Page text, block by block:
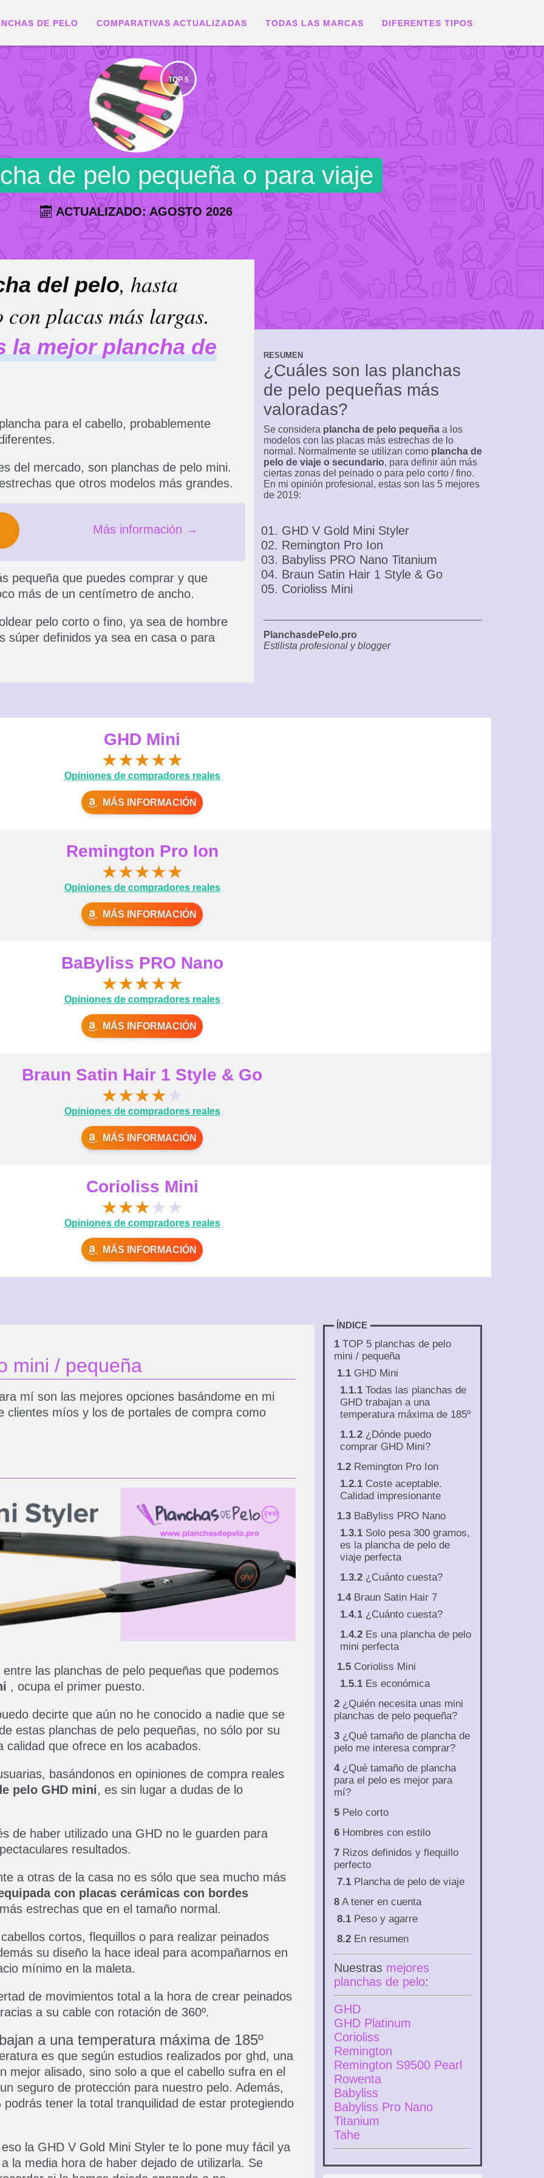
TOP 5
de pelo pequeña o para viaje
ACTUALIZADO: AGOSTO 2026
del pelo, hasta
placas más largas.
la mejor plancha de
para el cabello, probablemente
del mercado, son planchas de pelo mini.
que otros modelos más grandes.
Más información →
pequeña que puedes comprar y que
más de un centímetro de ancho.
pelo corto o fino, ya sea de hombre
súper definidos ya sea en casa o para
RESUMEN
¿Cuáles son las planchas
de pelo pequeñas más
valoradas?
Se considera plancha de pelo pequeña a los
modelos con las placas más estrechas de lo
normal. Normalmente se utilizan como plancha de
pelo de viaje o secundario, para definir aún más
ciertas zonas del peinado o para pelo corto / fino.
En mi opinión profesional, estas son las 5 mejores
de 2019:
GHD V Gold Mini Styler
Remington Pro Ion
Babyliss PRO Nano Titanium
Braun Satin Hair 1 Style & Go
Corioliss Mini
PlanchasdePelo.pro
Estilista profesional y blogger
GHD Mini
★★★★★
Opiniones de compradores reales
MÁS INFORMACIÓN
Remington Pro Ion
★★★★★
Opiniones de compradores reales
MÁS INFORMACIÓN
BaByliss PRO Nano
★★★★★
Opiniones de compradores reales
MÁS INFORMACIÓN
Braun Satin Hair 1 Style & Go
★★★★
Opiniones de compradores reales
MÁS INFORMACIÓN
Corioliss Mini
★★★★★
Opiniones de compradores reales
MÁS INFORMACIÓN
mini / pequeña
mí son las mejores opciones basándome en mi
clientes míos y los de portales de compra como
las planchas de pelo pequeñas que podemos
, ocupa el primer puesto.
decirte que aún no he conocido a nadie que se
estas planchas de pelo pequeñas, no sólo por su
que ofrece en los acabados.
basándonos en opiniones de compra reales
pelo GHD mini, es sin lugar a dudas de lo
de haber utilizado una GHD no le guarden para
resultados.
a otras de la casa no es sólo que sea mucho más
con placas cerámicas con bordes
estrechas que en el tamaño normal.
cortos, flequillos o para realizar peinados
su diseño la hace ideal para acompañarnos en
mínimo en la maleta.
de movimientos total a la hora de crear peinados
a su cable con rotación de 360º.
a una temperatura máxima de 185º
es que según estudios realizados por ghd, una
mejor alisado, sino solo a que el cabello sufra en el
seguro de protección para nuestro pelo. Además,
tener la total tranquilidad de estar protegiendo
la GHD V Gold Mini Styler te lo pone muy fácil ya
la media hora de haber dejado de utilizarla. Se
ÍNDICE
1TOP 5 planchas de pelo
mini / pequeña
1.1GHD Mini
1.1.1Todas las planchas de
GHD trabajan a una
temperatura máxima de 185º
1.1.2¿Dónde puedo
comprar GHD Mini?
1.2Remington Pro Ion
1.2.1Coste aceptable.
Calidad impresionante
1.3BaByliss PRO Nano
1.3.1Solo pesa 300 gramos,
es la plancha de pelo de
viaje perfecta
1.3.2¿Cuánto cuesta?
1.4Braun Satin Hair 7
1.4.1¿Cuánto cuesta?
1.4.2Es una plancha de pelo
mini perfecta
1.5Corioliss Mini
1.5.1Es económica
2¿Quién necesita unas mini
planchas de pelo pequeña?
3¿Qué tamaño de plancha de
pelo me interesa comprar?
4¿Qué tamaño de plancha
para el pelo es mejor para
mí?
5Pelo corto
6Hombres con estilo
7Rizos definidos y flequillo
perfecto
7.1Plancha de pelo de viaje
8A tener en cuenta
8.1Peso y agarre
8.2En resumen
Nuestras mejores
planchas de pelo:
GHD
GHD Platinum
Corioliss
Remington
Remington S9500 Pearl
Rowenta
Babyliss
Babyliss Pro Nano
Titanium
Tahe
DE PELO COMPARATIVAS ACTUALIZADAS TODAS LAS MARCAS DIFERENTES TIPOS